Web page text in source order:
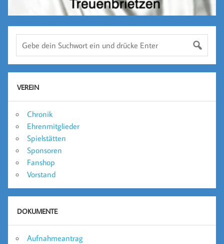
VEREIN
Chronik
Ehrenmitglieder
Spielstätten
Sponsoren
Fanshop
Vorstand
DOKUMENTE
Aufnahmeantrag